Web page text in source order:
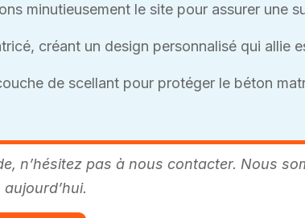
minutieusement le site pour assurer une
créant un design personnalisé qui allie
de scellant pour protéger le béton
n’hésitez pas à nous contacter. Nous